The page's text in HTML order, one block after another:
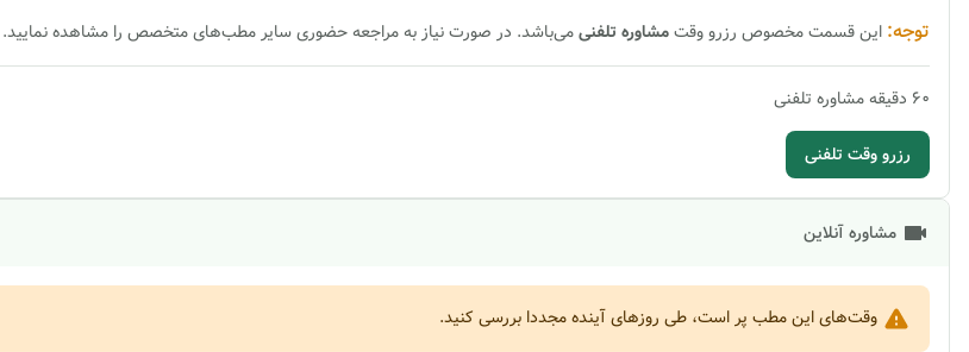
توجه: این قسمت مخصوص رزرو وقتمشاوره تلفنیمی‌باشد. در صورت نیاز به مراجعه حضوری سایر مطب‌های متخصص را مشاهده نمایید.
60 دقیقهمشاوره تلفنی
رزرو وقت تلفنی
مشاوره آنلاین
وقت‌های این مطب پر است، طی روزهای آینده مجددا بررسی کنید.